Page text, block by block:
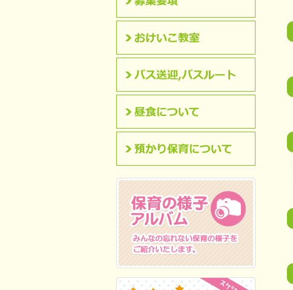
募集要項
おけいこ教室
バス送迎,バスルート
昼食について
育の様子をご紹介いたします。